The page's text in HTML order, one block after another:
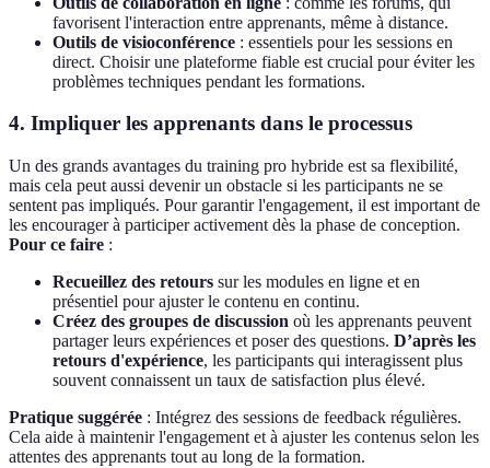
favorisent l'interaction entre apprenants, même à distance.
Outils de visioconférence : essentiels pour les sessions en
direct. Choisir une plateforme fiable est crucial pour éviter les
problèmes techniques pendant les formations.
4. Impliquer les apprenants dans le processus
Un des grands avantages du training pro hybride est sa flexibilité,
mais cela peut aussi devenir un obstacle si les participants ne se
sentent pas impliqués. Pour garantir l'engagement, il est important de
les encourager à participer activement dès la phase de conception.
Pour ce faire :
Recueillez des retours sur les modules en ligne et en
présentiel pour ajuster le contenu en continu.
Créez des groupes de discussion où les apprenants peuvent
partager leurs expériences et poser des questions. D’après les
retours d'expérience, les participants qui interagissent plus
souvent connaissent un taux de satisfaction plus élevé.
Pratique suggérée : Intégrez des sessions de feedback régulières.
Cela aide à maintenir l'engagement et à ajuster les contenus selon les
attentes des apprenants tout au long de la formation.